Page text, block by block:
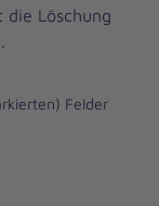
Löschung
Felder